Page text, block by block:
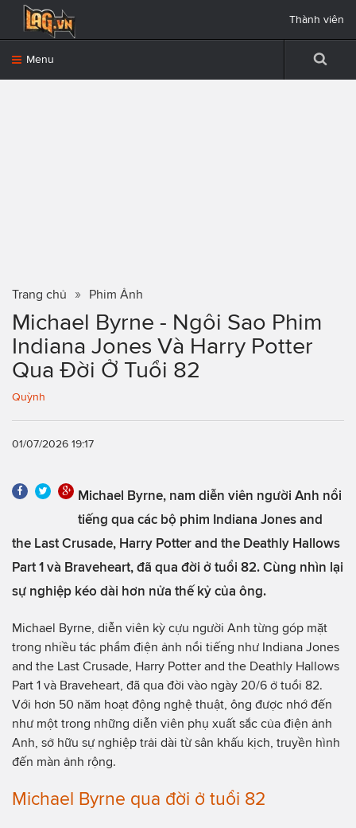
Menu
Thành viên
Trang chủ Phim Ảnh
Michael Byrne - Ngôi Sao Phim
Indiana Jones Và Harry Potter
Qua Đời Ở Tuổi 82
Quỳnh
01/07/2026 19:17
Michael Byrne, nam diễn viên người Anh nổi
tiếng qua các bộ phim Indiana Jones and
the Last Crusade, Harry Potter and the Deathly Hallows
Part 1 và Braveheart, đã qua đời ở tuổi 82. Cùng nhìn lại
sự nghiệp kéo dài hơn nửa thế kỷ của ông.
Michael Byrne, diễn viên kỳ cựu người Anh từng góp mặt
trong nhiều tác phẩm điện ảnh nổi tiếng như Indiana Jones
and the Last Crusade, Harry Potter and the Deathly Hallows
Part 1 và Braveheart, đã qua đời vào ngày 20/6 ở tuổi 82.
Với hơn 50 năm hoạt động nghệ thuật, ông được nhớ đến
như một trong những diễn viên phụ xuất sắc của điện ảnh
Anh, sở hữu sự nghiệp trải dài từ sân khấu kịch, truyền hình
đến màn ảnh rộng.
Michael Byrne qua đời ở tuổi 82